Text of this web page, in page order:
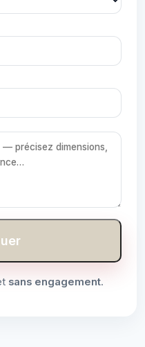
sans engagement.